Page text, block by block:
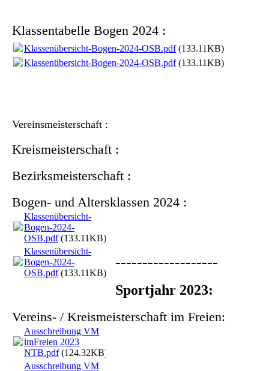
Klassentabelle Bogen 2024 :
Klassenübersicht-Bogen-2024-OSB.pdf(133.11KB)
Klassenübersicht-Bogen-2024-OSB.pdf(133.11KB)
Vereinsmeisterschaft :
Kreismeisterschaft :
Bezirksmeisterschaft :
Bogen- und Altersklassen 2024 :
Klassenübersicht-
Bogen-2024-
OSB.pdf(133.11KB)
Klassenübersicht-
Bogen-2024-
OSB.pdf(133.11KB)
-------------------
Sportjahr 2023:
Vereins- / Kreismeisterschaft im Freien:
Ausschreibung VM
imFreien 2023
NTB.pdf(124.32KB)
Ausschreibung VM